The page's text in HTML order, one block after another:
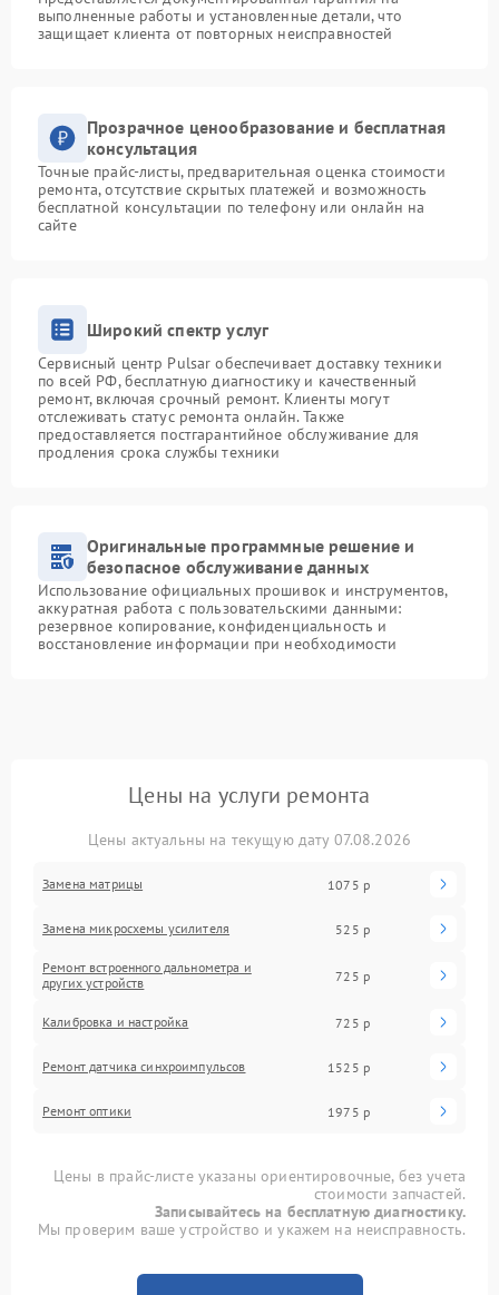
выполненные работы и установленные детали, что
защищает клиента от повторных неисправностей
Прозрачное ценообразование и бесплатная
консультация
Точные прайс-листы, предварительная оценка стоимости
ремонта, отсутствие скрытых платежей и возможность
бесплатной консультации по телефону или онлайн на
сайте
Широкий спектр услуг
Сервисный центр Pulsar обеспечивает доставку техники
по всей РФ, бесплатную диагностику и качественный
ремонт, включая срочный ремонт. Клиенты могут
отслеживать статус ремонта онлайн. Также
предоставляется постгарантийное обслуживание для
продления срока службы техники
Оригинальные программные решение и
безопасное обслуживание данных
Использование официальных прошивок и инструментов,
аккуратная работа с пользовательскими данными:
резервное копирование, конфиденциальность и
восстановление информации при необходимости
Цены на услуги ремонта
Цены актуальны на текущую дату 07.08.2026
Замена матрицы 1075 р
Замена микросхемы усилителя 525 р
Ремонт встроенного дальнометра и
других устройств
725 р
Калибровка и настройка 725 р
Ремонт датчика синхроимпульсов 1525 р
Ремонт оптики 1975 р
Цены в прайс-листе указаны ориентировочные, без учета
стоимости запчастей.
Записывайтесь на бесплатную диагностику.
Мы проверим ваше устройство и укажем на неисправность.